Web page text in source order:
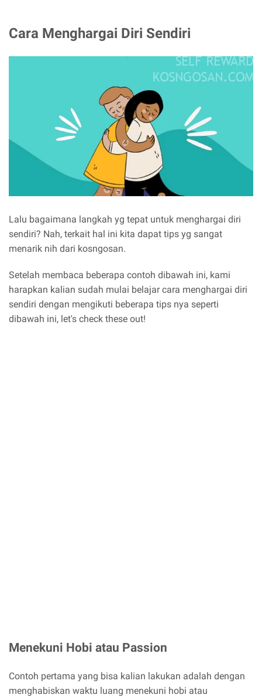
Cara Menghargai Diri Sendiri
Lalu bagaimana langkah yg tepat untuk menghargai diri
sendiri? Nah, terkait hal ini kita dapat tips yg sangat
menarik nih dari kosngosan.
Setelah membaca beberapa contoh dibawah ini, kami
harapkan kalian sudah mulai belajar cara menghargai diri
sendiri dengan mengikuti beberapa tips nya seperti
dibawah ini, let's check these out!
Menekuni Hobi atau Passion
Contoh pertama yang bisa kalian lakukan adalah dengan
menghabiskan waktu luang menekuni hobi atau